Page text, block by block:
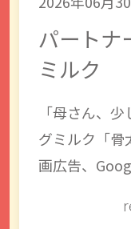
パート
ミルク
「母さん、
グミルク「骨
画広告、